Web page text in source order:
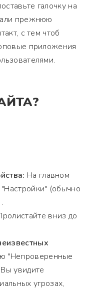
галочку на
прежнюю
с тем чтоб
приложения
На главном
(обычно
вниз до
"Непроверенные
увидите
угрозах,